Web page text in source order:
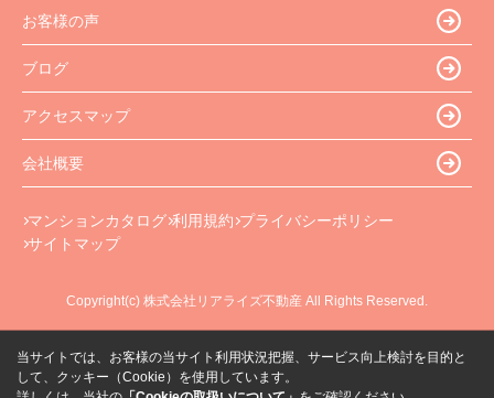
お客様の声
ブログ
アクセスマップ
会社概要
マンションカタログ 利用規約 プライバシーポリシー
サイトマップ
Copyright(c) 株式会社リアライズ不動産 All Rights Reserved.
当サイトでは、お客様の当サイト利用状況把握、サービス向上検討を目的と
して、クッキー（Cookie）を使用しています。